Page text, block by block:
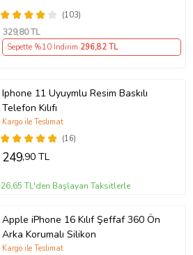
(103)
329,80 TL
Sepette %10 İndirim 296,82 TL
Iphone 11 Uyuymlu Resim Baskılı
Telefon Kılıfı
(16)
Kargo ile Teslimat
249,90 TL
26,65 TL'den Başlayan Taksitlerle
Apple iPhone 16 Kılıf Şeffaf 360 Ön
Arka Korumalı Silikon
Kargo ile Teslimat